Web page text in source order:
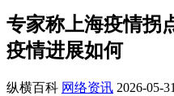
专家称上海疫情拐
疫情进展如何
纵横百科 网络资讯 2026-05-